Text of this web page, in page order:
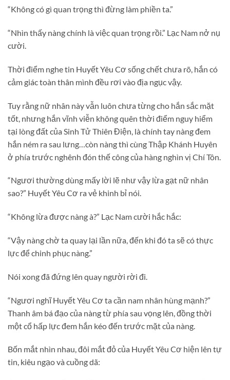
“Không có gì quan trọng thì đừng làm phiền ta.”
“Nhìn thấy nàng chính là việc quan trọng rồi.” Lạc Nam nở nụ
cười.
Thời điểm nghe tin Huyết Yêu Cơ sống chết chưa rõ, hắn có
cảm giác toàn thân mình đều rơi vào địa ngục vậy.
Tuy rằng nữ nhân này vẫn luôn chưa từng cho hắn sắc mặt
tốt, nhưng hắn vĩnh viễn không quên thời điểm nguy hiểm
tại lòng đất của Sinh Tử Thiên Điện, là chính tay nàng đem
hắn ném ra sau lưng…còn nàng thì cùng Thập Khánh Huyên
ở phía trước nghênh đón thế công của hàng nghìn vị Chí Tôn.
“Ngươi thường dùng mấy lời lẽ như vậy lừa gạt nữ nhân
sao?” Huyết Yêu Cơ ra vẻ khinh bỉ nói.
“Không lừa được nàng à?” Lạc Nam cười hắc hắc:
“Vậy nàng chờ ta quay lại lần nữa, đến khi đó ta sẽ có thực
lực để chinh phục nàng.”
Nói xong đã đứng lên quay người rời đi.
“Ngươi nghĩ Huyết Yêu Cơ ta cần nam nhân hùng mạnh?”
Thanh âm bá đạo của nàng từ phía sau vọng lên, đồng thời
một cổ hấp lực đem hắn kéo đến trước mặt của nàng.
Bốn mắt nhìn nhau, đôi mắt đỏ của Huyết Yêu Cơ hiện lên tự
tin, kiêu ngạo và cuồng dã: